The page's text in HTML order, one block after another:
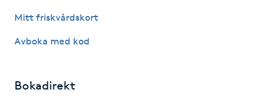
Lashlift Keratin
Mitt friskvårdskort
Avboka med kod
Bokadirekt